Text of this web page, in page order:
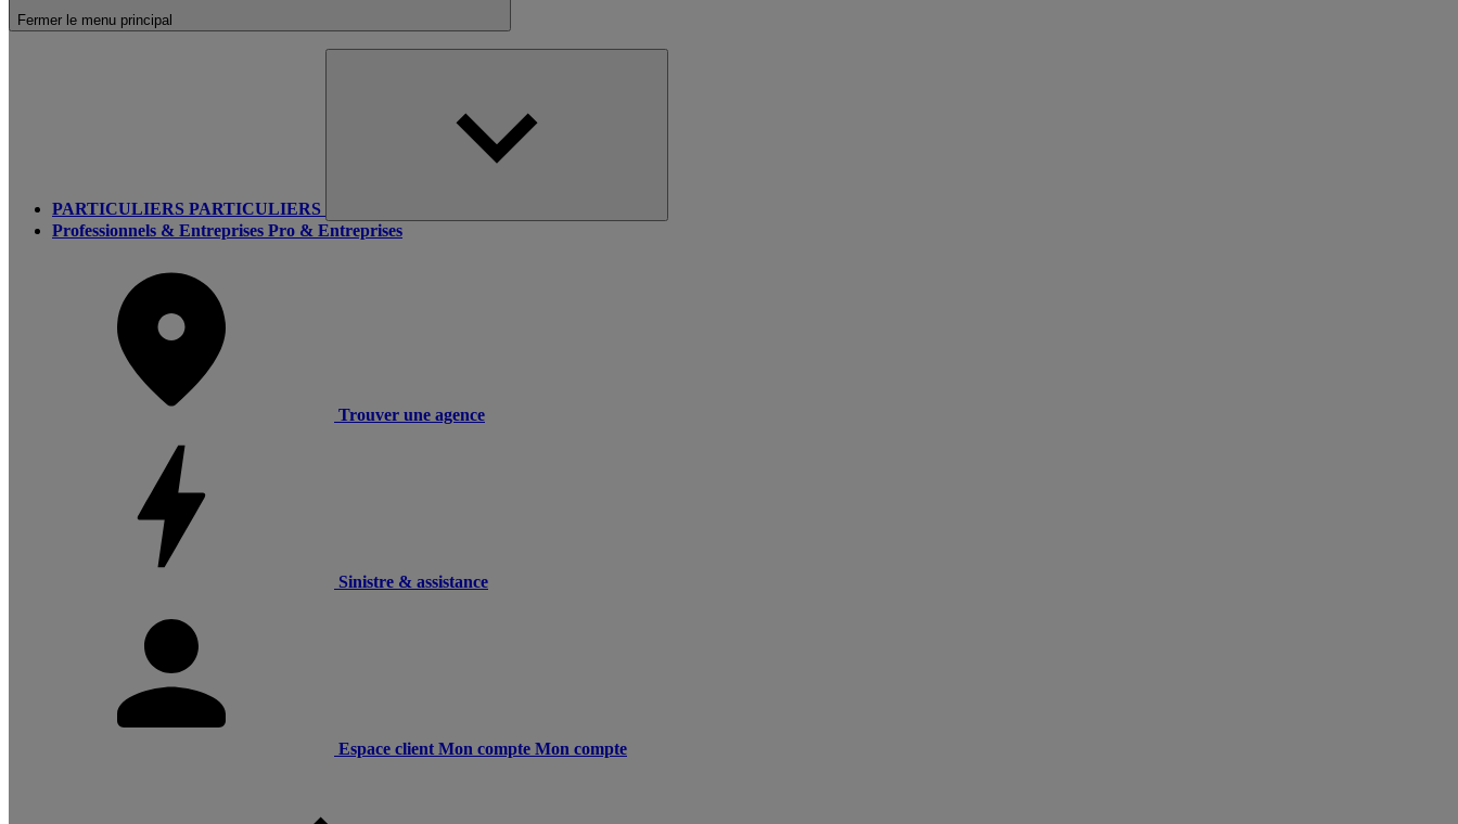
Fermer le menu principal
PARTICULIERS PARTICULIERS
Professionnels & Entreprises Pro & Entreprises
Trouver une agence
Sinistre & assistance
Espace client Mon compte Mon compte